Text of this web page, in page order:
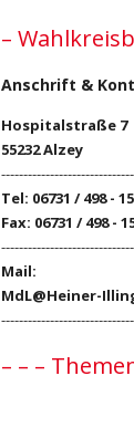
–
Anschrift &
Hospitalstraße 7
55232 Alzey
Tel: 06731 / 498 -
Fax: 06731 / 498 -
Mail:
MdL@Heiner-
– – –